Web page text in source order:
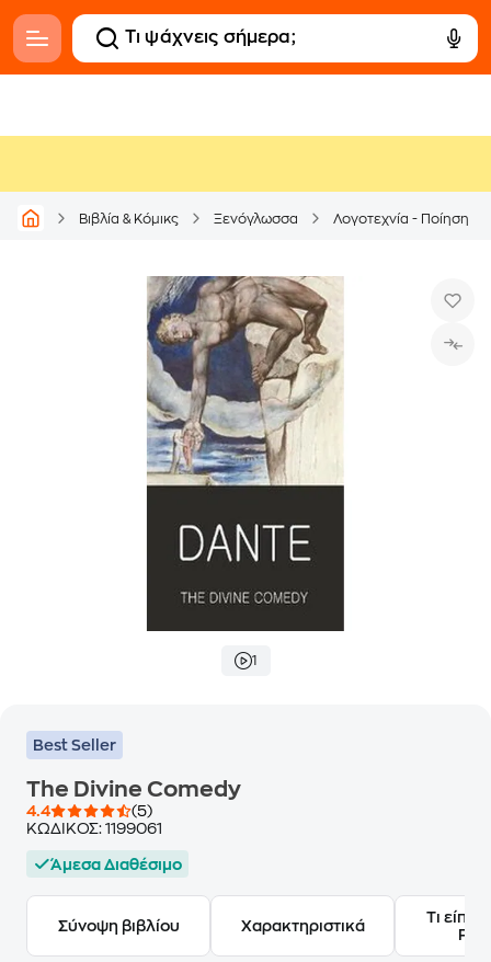
Βιβλία & Κόμικς Ξενόγλωσσα Λογοτεχνία - Ποίηση
1
Best Seller
The Divine Comedy
4.4
(5)
ΚΩΔΙΚΟΣ: 1199061
Άμεσα Διαθέσιμο
Σύνοψη βιβλίου Χαρακτηριστικά
Τι